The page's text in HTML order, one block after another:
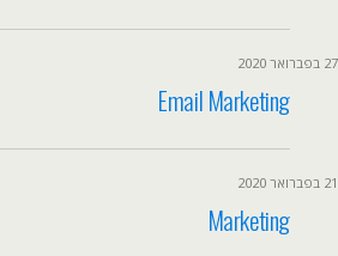
27 בפברואר 2020
Email Marketing
21 בפברואר 2020
Marketing